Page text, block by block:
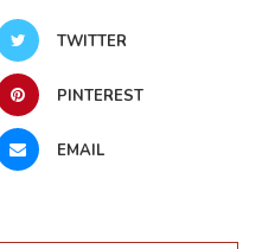
TWITTER
PINTEREST
EMAIL